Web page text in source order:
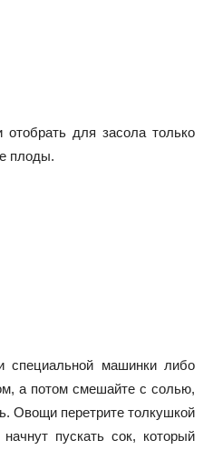
для засола только
плоды.
специальной машинки либо
а потом смешайте с солью,
Овощи перетрите толкушкой
пускать сок, который